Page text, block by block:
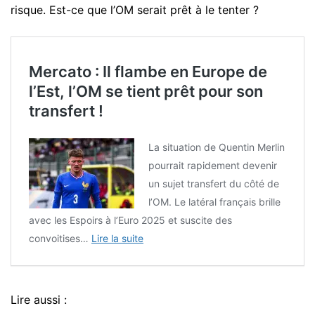
risque. Est-ce que l’OM serait prêt à le tenter ?
Mercato : Il flambe en Europe de
l’Est, l’OM se tient prêt pour son
transfert !
La situation de Quentin Merlin
pourrait rapidement devenir
un sujet transfert du côté de
l’OM. Le latéral français brille
avec les Espoirs à l’Euro 2025 et suscite des
convoitises… Lire la suite
Lire aussi :